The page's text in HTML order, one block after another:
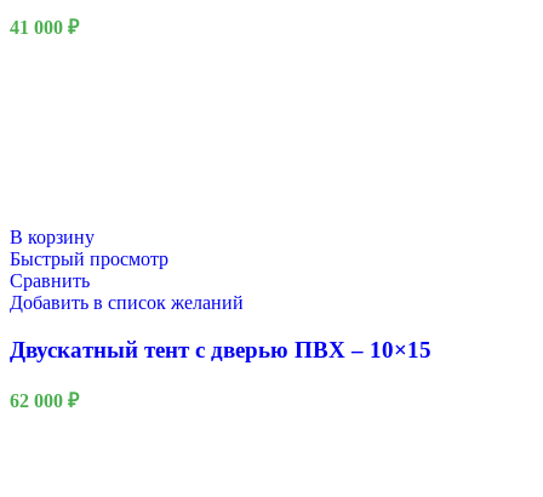
41 000 ₽
В корзину
Быстрый просмотр
Сравнить
Добавить в список желаний
Двускатный тент с дверью ПВХ – 10×15
62 000 ₽